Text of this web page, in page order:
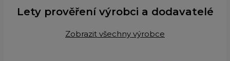
Lety prověření výrobci a dodavatelé
Zobrazit všechny výrobce